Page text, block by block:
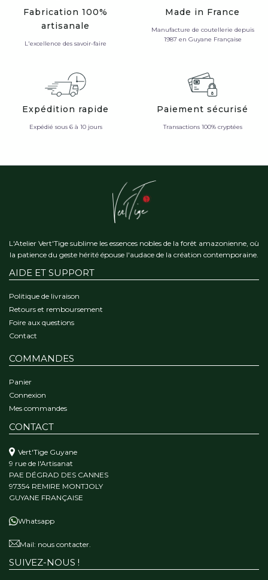
Fabrication 100%
artisanale
L'excellence des savoir-faire
Made in France
Manufacture de coutellerie depuis
1987 en Guyane Française
Expédition rapide
Expédié sous 6 à 10 jours
Paiement sécurisé
Transactions 100% cryptées
L'Atelier Vert'Tige sublime les essences nobles de la forêt amazonienne, où
la patience du geste hérité épouse l'audace de la création contemporaine.
AIDE ET SUPPORT
Politique de livraison
Retours et remboursement
Foire aux questions
Contact
COMMANDES
Panier
Connexion
Mes commandes
CONTACT
Vert'Tige Guyane
9 rue de l'Artisanat
PAE DÉGRAD DES CANNES
97354 REMIRE MONTJOLY
GUYANE FRANÇAISE
Whatsapp
Mail: nous contacter.
SUIVEZ-NOUS !